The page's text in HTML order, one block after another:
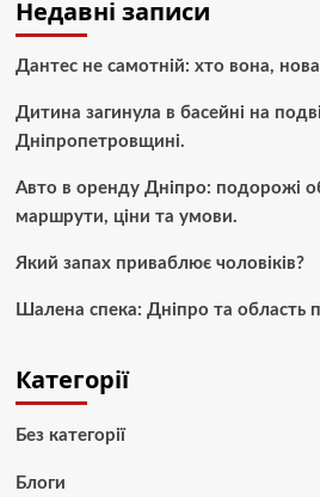
Недавні записи
Дантес не самотній: хто вона,
Дитина загинула в басейні на
Дніпропетровщині.
Авто в оренду Дніпро: подорожі
маршрути, ціни та умови.
Який запах приваблює чоловіків?
Шалена спека: Дніпро та область
Категорії
Без категорії
Блоги